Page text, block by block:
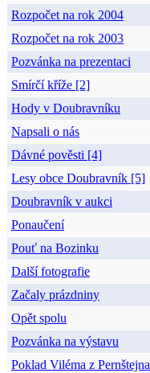
Rozpočet na rok 2004
Rozpočet na rok 2003
Pozvánka na prezentaci
Smírčí kříže [2]
Hody v Doubravníku
Napsali o nás
Dávné pověsti [4]
Lesy obce Doubravník [5]
Doubravník v aukci
Ponaučení
Pouť na Bozinku
Další fotografie
Začaly prázdniny
Opět spolu
Pozvánka na výstavu
Poklad Viléma z Pernštejna